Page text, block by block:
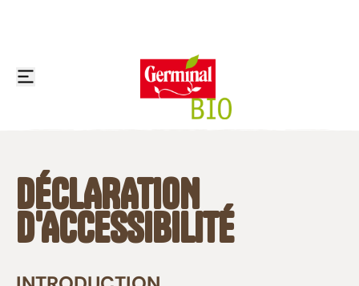
ouvrir ou fermer le menu de navigation
Gâteaux individuels
Barres & Snacks sucrés
Céréales
Biscottes
DÉCLARATION
D'ACCESSIBILITÉ